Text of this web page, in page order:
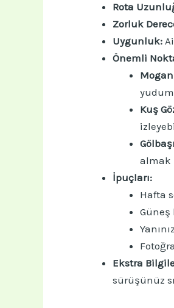
Rota
Zorluk
Uygunluk:
Önemli
Mogan
Kuş
almak
İpuçları:
Hafta
Ekstra
sürüşünüz